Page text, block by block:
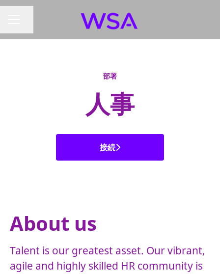
部署
人事
接続
About us
Talent is our greatest asset. Our vibrant,
agile and highly skilled HR community is